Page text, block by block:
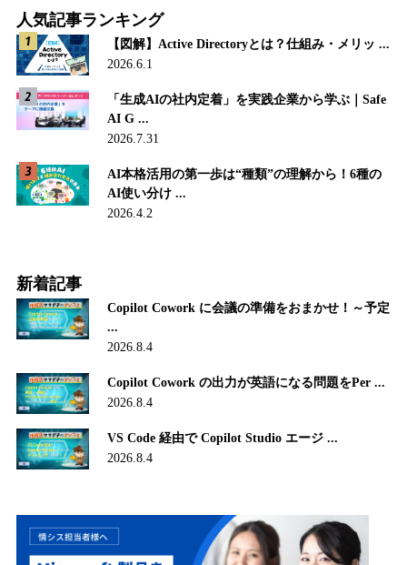
人気記事ランキング
【図解】Active Directoryとは？仕組み・メリッ ...
2026.6.1
「生成AIの社内定着」を実践企業から学ぶ｜Safe
AI G ...
2026.7.31
AI本格活用の第一歩は“種類”の理解から！6種の
AI使い分け ...
2026.4.2
新着記事
Copilot Cowork に会議の準備をおまかせ！～予定
...
2026.8.4
Copilot Cowork の出力が英語になる問題をPer ...
2026.8.4
VS Code 経由で Copilot Studio エージ ...
2026.8.4